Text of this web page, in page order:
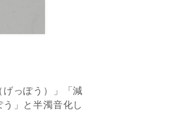
っぽう）」「減
」と半濁音化し